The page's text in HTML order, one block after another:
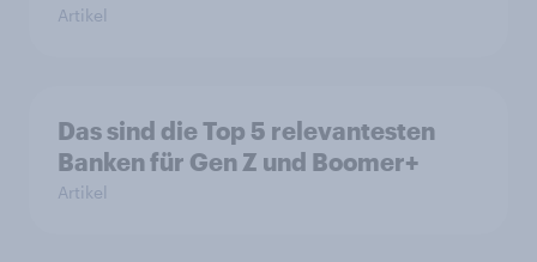
Artikel
Das sind die Top 5 relevantesten
Banken für Gen Z und Boomer+
Artikel